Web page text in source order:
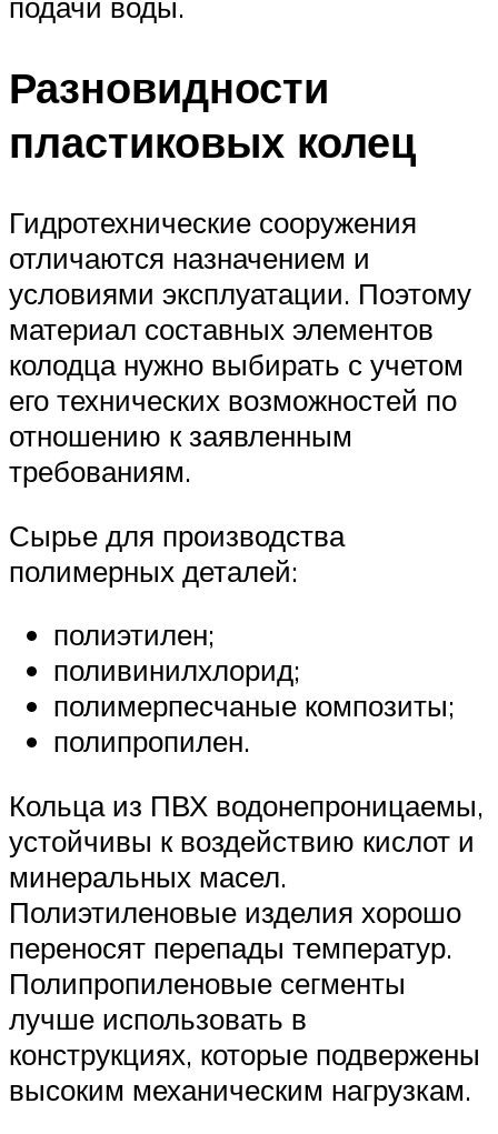
подачи воды.
Разновидности
пластиковых колец
Гидротехнические сооружения
отличаются назначением и
условиями эксплуатации. Поэтому
материал составных элементов
колодца нужно выбирать с учетом
его технических возможностей по
отношению к заявленным
требованиям.
Сырье для производства
полимерных деталей:
полиэтилен;
поливинилхлорид;
полимерпесчаные композиты;
полипропилен.
Кольца из ПВХ водонепроницаемы,
устойчивы к воздействию кислот и
минеральных масел.
Полиэтиленовые изделия хорошо
переносят перепады температур.
Полипропиленовые сегменты
лучше использовать в
конструкциях, которые подвержены
высоким механическим нагрузкам.